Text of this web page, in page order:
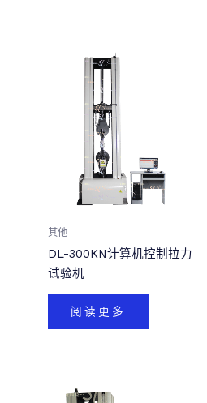
其他
DL-300KN计算机控制拉力
试验机
阅读更多